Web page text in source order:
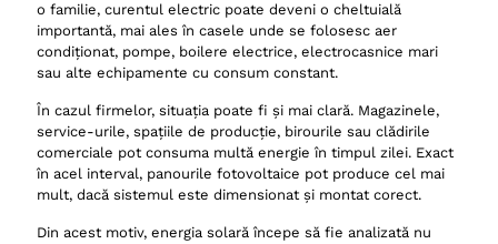
o familie, curentul electric poate deveni o cheltuială
importantă, mai ales în casele unde se folosesc aer
condiționat, pompe, boilere electrice, electrocasnice mari
sau alte echipamente cu consum constant.
În cazul firmelor, situația poate fi și mai clară. Magazinele,
service-urile, spațiile de producție, birourile sau clădirile
comerciale pot consuma multă energie în timpul zilei. Exact
în acel interval, panourile fotovoltaice pot produce cel mai
mult, dacă sistemul este dimensionat și montat corect.
Din acest motiv, energia solară începe să fie analizată nu